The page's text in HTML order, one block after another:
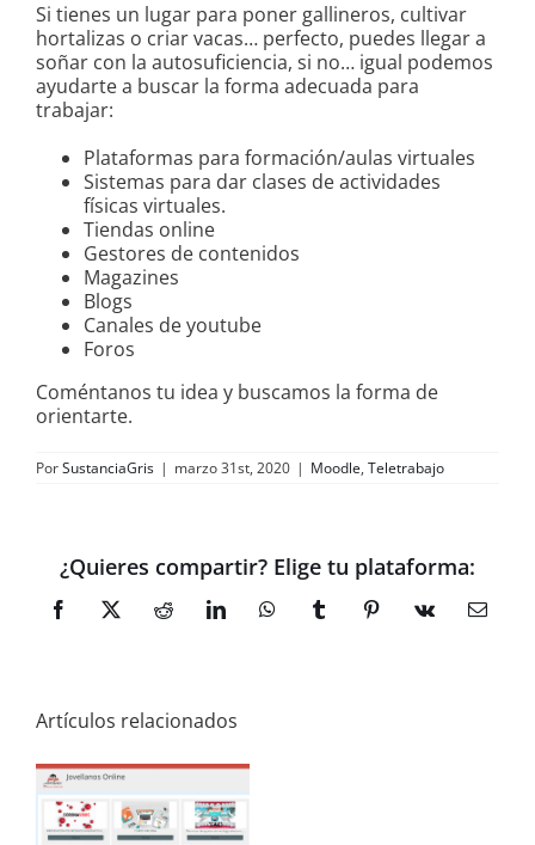
Si tienes un lugar para poner gallineros, cultivar
hortalizas o criar vacas… perfecto, puedes llegar a
soñar con la autosuficiencia, si no… igual podemos
ayudarte a buscar la forma adecuada para
trabajar:
Plataformas para formación/aulas virtuales
Sistemas para dar clases de actividades
físicas virtuales.
Tiendas online
Gestores de contenidos
Magazines
Blogs
Canales de youtube
Foros
Coméntanos tu idea y buscamos la forma de
orientarte.
PorSustanciaGris | marzo 31st, 2020 | Moodle, Teletrabajo
¿Quieres compartir? Elige tu plataforma:
Facebook
X RedditLinkedInWhatsAppTumblrPinterest
Vk
Correo
Artículos relacionados